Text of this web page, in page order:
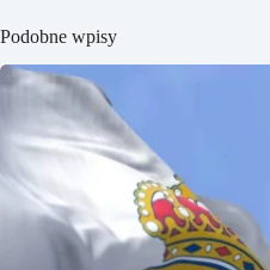
Podobne wpisy